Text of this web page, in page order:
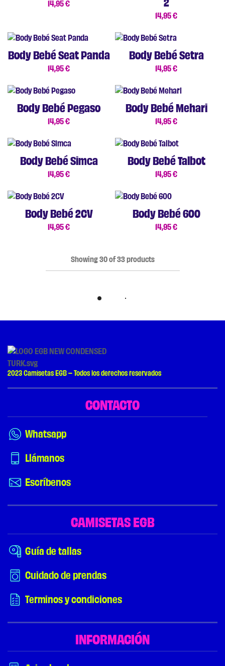
14,95 €
2
14,95 €
Body Bebé Seat Panda
14,95 €
Body Bebé Setra
14,95 €
Body Bebé Pegaso
14,95 €
Body Bebé Mehari
14,95 €
Body Bebé Simca
14,95 €
Body Bebé Talbot
14,95 €
Body Bebé 2CV
14,95 €
Body Bebé 600
14,95 €
Showing30 of 33 products
Load More
2023 Camisetas EGB – Todos los derechos reservados
CONTACTO
Whatsapp
Llámanos
Escríbenos
CAMISETAS EGB
Guía de tallas
Cuidado de prendas
Terminos y condiciones
INFORMACIÓN